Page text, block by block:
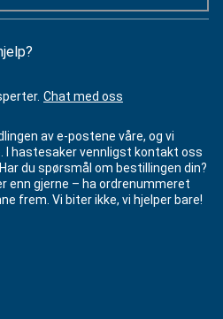
Chat med oss
av e-postene våre, og vi
I hastesaker vennligst kontakt oss
du spørsmål om bestillingen din?
enn gjerne – ha ordrenummeret
frem. Vi biter ikke, vi hjelper bare!